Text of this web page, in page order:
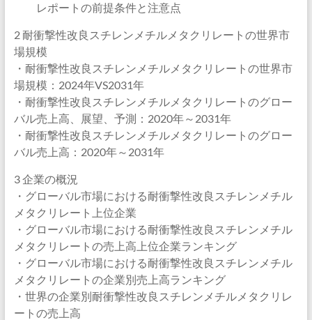
レポートの前提条件と注意点
2 耐衝撃性改良スチレンメチルメタクリレートの世界市
場規模
・耐衝撃性改良スチレンメチルメタクリレートの世界市
場規模：2024年VS2031年
・耐衝撃性改良スチレンメチルメタクリレートのグロー
バル売上高、展望、予測：2020年～2031年
・耐衝撃性改良スチレンメチルメタクリレートのグロー
バル売上高：2020年～2031年
3 企業の概況
・グローバル市場における耐衝撃性改良スチレンメチル
メタクリレート上位企業
・グローバル市場における耐衝撃性改良スチレンメチル
メタクリレートの売上高上位企業ランキング
・グローバル市場における耐衝撃性改良スチレンメチル
メタクリレートの企業別売上高ランキング
・世界の企業別耐衝撃性改良スチレンメチルメタクリレ
ートの売上高